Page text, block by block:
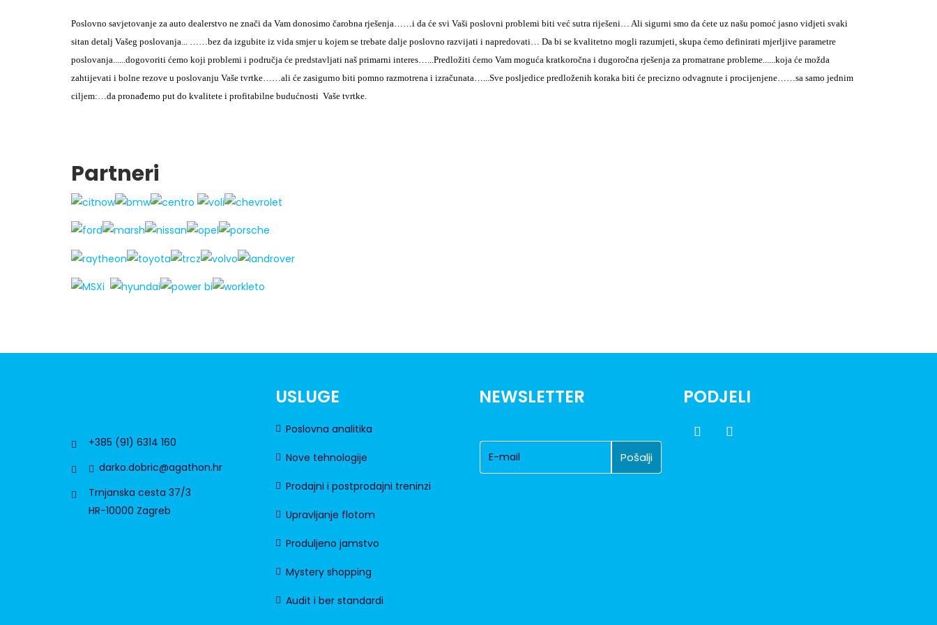
Poslovno savjetovanje za auto dealerstvo ne znači da Vam donosimo čarobna rješenja……i da će svi Vaši poslovni problemi biti već sutra riješeni… Ali sigurni smo da ćete uz našu pomoć jasno vidjeti svaki
sitan detalj Vašeg poslovanja... ……bez da izgubite iz vida smjer u kojem se trebate dalje poslovno razvijati i napredovati… Da bi se kvalitetno mogli razumjeti, skupa ćemo definirati mjerljive parametre
poslovanja......dogovoriti ćemo koji problemi i područja će predstavljati naš primarni interes…...Predložiti ćemo Vam moguća kratkoročna i dugoročna rješenja za promatrane probleme......koja će možda
zahtijevati i bolne rezove u poslovanju Vaše tvrtke……ali će zasigurno biti pomno razmotrena i izračunata…...Sve posljedice predloženih koraka biti će precizno odvagnute i procijenjene……sa samo jednim
ciljem:…da pronađemo put do kvalitete i profitabilne budućnosti Vaše tvrtke.
Partneri
+385 (91) 6314 160
darko.dobric@agathon.hr
Trnjanska cesta 37/3
HR-10000 Zagreb
USLUGE
Poslovna analitika
Nove tehnologije
Prodajni i postprodajni treninzi
Upravljanje flotom
Produljeno jamstvo
Mystery shopping
Audit i ber standardi
NEWSLETTER PODJELI